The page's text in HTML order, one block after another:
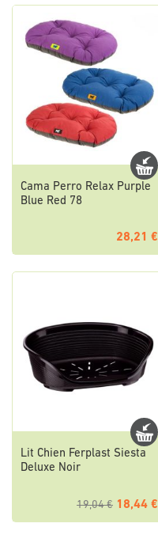
Cama Perro Relax Purple
Blue Red 78
28,21 €
Lit Chien Ferplast Siesta
Deluxe Noir
19,04 € 18,44 €